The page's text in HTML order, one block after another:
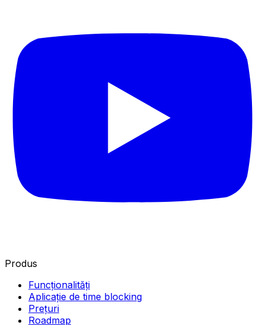
Produs
Funcționalități
Aplicație de time blocking
Prețuri
Roadmap